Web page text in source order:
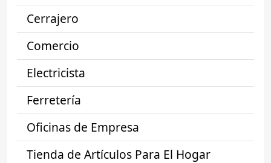
Cerrajero
Comercio
Electricista
Ferretería
Oficinas de Empresa
Tienda de Artículos Para El Hogar